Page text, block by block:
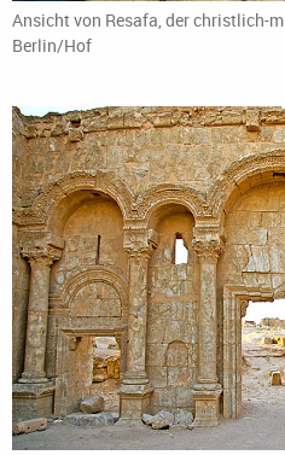
Ansicht von Resafa, der christlich-
Berlin/Hof